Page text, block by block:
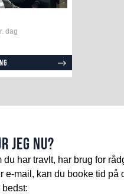
dag
JEG NU?
du har travlt, har brug for
e-mail, kan du booke tid på